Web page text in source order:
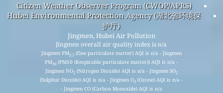
Citizen Weather Observer Program (CWOP/APRS)
Hubei Environmental Protection Agency (湖北省环境保
护厅)
Jingmen, Hubei Air Pollution
Jingmen overall air quality index is n/a
Jingmen PM2.5(fine particulate matter) AQI is n/a - Jingmen
PM10(PM10 (Respirable particulate matter)) AQI is n/a -
Jingmen NO 2(Nitrogen Dioxide) AQI is n/a - Jingmen SO
(Sulphur Dioxide) AQI is n/a - Jingmen O 3(Ozone) AQI is n/a -
Jingmen CO (Carbon Monoxide) AQI is n/a -